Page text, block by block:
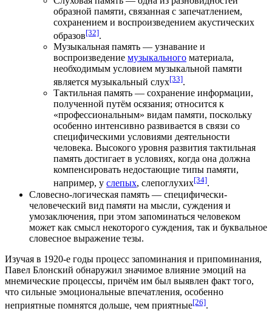
образной памяти, связанная с запечатлением,
сохранением и воспроизведением акустических
образов[32].
Музыкальная память — узнавание и
воспроизведение музыкального материала,
необходимым условием музыкальной памяти
является музыкальный слух[33].
Тактильная память — сохранение информации,
полученной путём осязания; относится к
«профессиональным» видам памяти, поскольку
особенно интенсивно развивается в связи со
специфическими условиями деятельности
человека. Высокого уровня развития тактильная
память достигает в условиях, когда она должна
компенсировать недостающие типы памяти,
например, у слепых, слепоглухих[34].
Словесно-логическая память — специфически-
человеческий вид памяти на мысли, суждения и
умозаключения, при этом запоминаться человеком
может как смысл некоторого суждения, так и буквальное
словесное выражение тезы.
Изучая в 1920-е годы процесс запоминания и припоминания,
Павел Блонский обнаружил значимое влияние эмоций на
мнемические процессы, причём им был выявлен факт того,
что сильные эмоциональные впечатления, особенно
неприятные помнятся дольше, чем приятные[26].